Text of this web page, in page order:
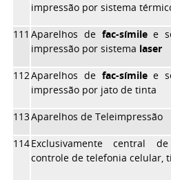
impressão por sistema
111 Aparelhos de fac-símilee
impressão por sistema laser
112Aparelhos de fac-símilee
impressão por jato de tinta
113Aparelhos de Teleimpressão
114Exclusivamente central
controle de telefonia celular,